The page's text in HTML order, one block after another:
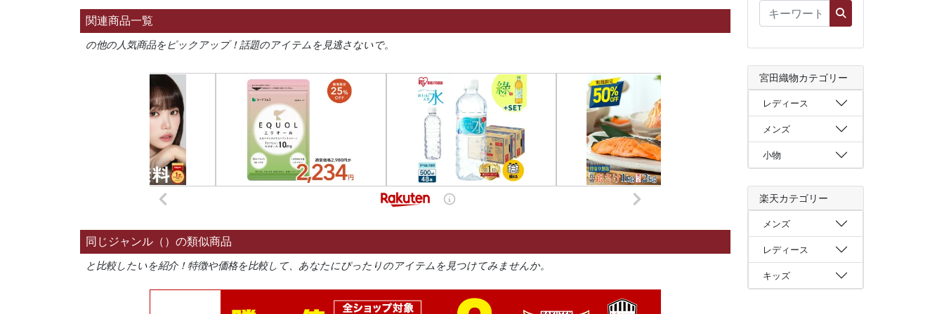
関連商品一覧
の他の人気商品をピックアップ！話題のアイテムを見逃さないで。
同じジャンル（）の類似商品
と比較したいを紹介！特徴や価格を比較して、あなたにぴったりのアイテムを見つけてみませんか。
宮田織物カテゴリー
レディース
メンズ
小物
楽天カテゴリー
メンズ
レディース
キッズ